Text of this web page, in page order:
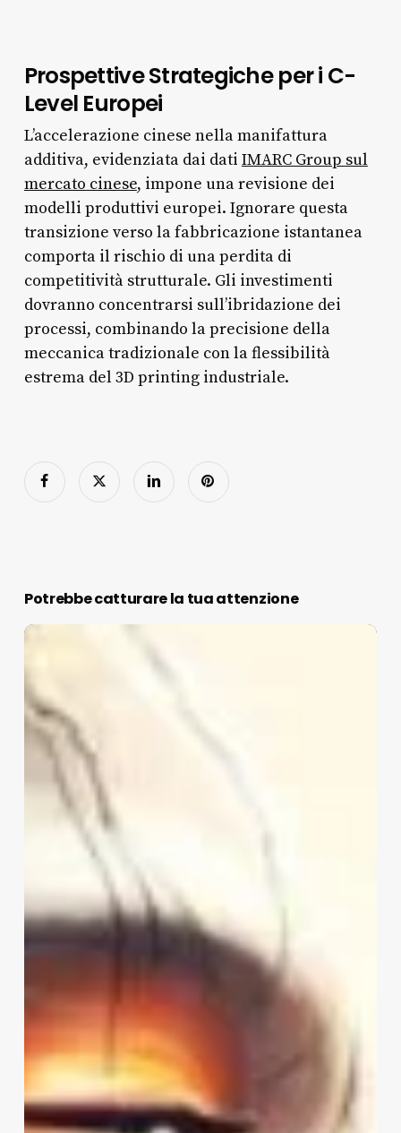
Prospettive Strategiche per i C-
Level Europei
L’accelerazione cinese nella manifattura
additiva, evidenziata dai dati IMARC Group sul
mercato cinese, impone una revisione dei
modelli produttivi europei. Ignorare questa
transizione verso la fabbricazione istantanea
comporta il rischio di una perdita di
competitività strutturale. Gli investimenti
dovranno concentrarsi sull’ibridazione dei
processi, combinando la precisione della
meccanica tradizionale con la flessibilità
estrema del 3D printing industriale.
Potrebbe catturare la tua attenzione